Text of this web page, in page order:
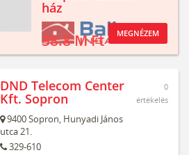
ház
38.8 M Ft MEGNÉZEM
DND Telecom Center
Kft. Sopron
9400Sopron, Hunyadi János
utca 21.
329-610
0
értékelés